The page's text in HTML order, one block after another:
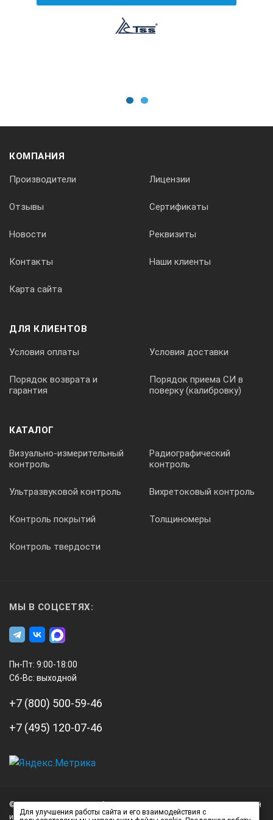
Время переключения (от светлого до темного) 1
Источник питания - солнечная батарея
КОМПАНИЯ
Производители Лицензии
Отзывы Сертификаты
Новости Реквизиты
Контакты Наши клиенты
Карта сайта
ДЛЯ КЛИЕНТОВ
Условия оплаты Условия доставки
Порядок возврата и
гарантия
Порядок приема СИ в
поверку (калибровку)
КАТАЛОГ
Визуально-измерительный
контроль
Радиографический
контроль
Ультразвуковой контроль Вихретоковый контроль
Контроль покрытий Толщиномеры
Контроль твердости
МЫ В СОЦСЕТЯХ:
Пн-Пт: 9:00-18:00
Сб-Вс: выходной
+7 (800) 500-59-46
+7 (495) 120-07-46
Нагорный
© 2026 А3 Инжиниринг Обращаем Ваше внимание на то, что данный
интернет-сайт носит исключительно информационный характер и
Для улучшения работы сайта и его взаимодействия с